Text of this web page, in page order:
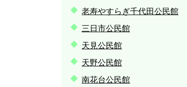
老寿やすらぎ千代田公民館
三日市公民館
天見公民館
天野公民館
南花台公民館